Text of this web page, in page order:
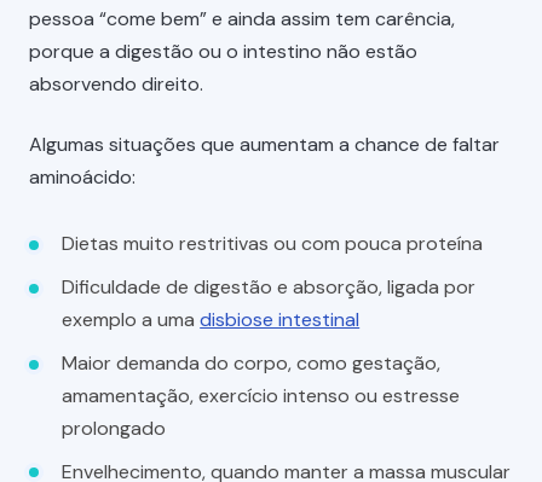
pessoa “come bem” e ainda assim tem carência,
porque a digestão ou o intestino não estão
absorvendo direito.
Algumas situações que aumentam a chance de faltar
aminoácido:
Dietas muito restritivas ou com pouca proteína
Dificuldade de digestão e absorção, ligada por
exemplo a umadisbiose intestinal
Maior demanda do corpo, como gestação,
amamentação, exercício intenso ou estresse
prolongado
Envelhecimento, quando manter a massa muscular